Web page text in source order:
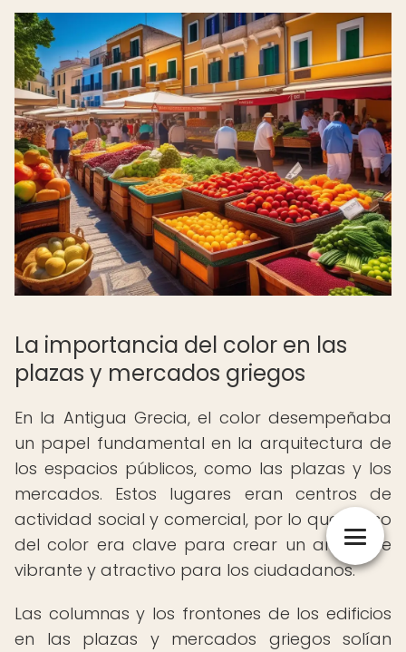
La importancia del color en las
plazas y mercados griegos
En la Antigua Grecia, el color desempeñaba
un papel fundamental en la arquitectura de
los espacios públicos, como las plazas y los
mercados. Estos lugares eran centros de
actividad social y comercial, por lo que el uso
del color era clave para crear un ambiente
vibrante y atractivo para los ciudadanos.
Las columnas y los frontones de los edificios
en las plazas y mercados griegos solían